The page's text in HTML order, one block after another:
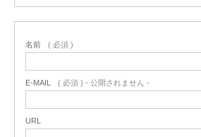
名前 ( 必須 )
E-MAIL ( 必須 ) - 公開されません -
URL